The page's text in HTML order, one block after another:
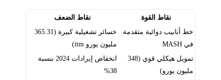
نقاط القوة
نقاط الضعف
خط أنابيب دوائية متقدمة
في MASH
خسائر تشغيلية كبيرة (365.31
مليون يورو ttm)
تمويل هيكلي قوي (348
مليون يورو)
انخفاض إيرادات 2024 بنسبة
38%